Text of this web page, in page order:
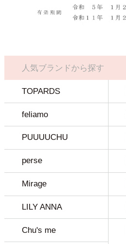
人気ブランドから探す
TOPARDS
feliamo
PUUUUCHU
perse
Mirage
LILY ANNA
Chu's me